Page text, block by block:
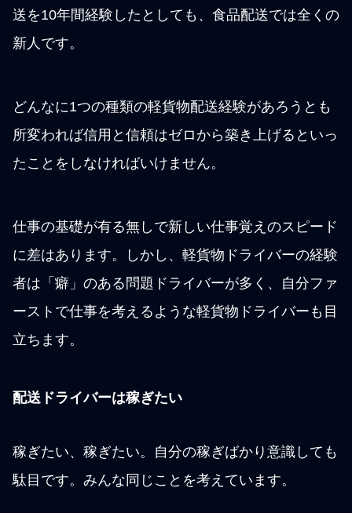
送を10年間経験したとしても、食品配送では全くの
新人です。
どんなに1つの種類の軽貨物配送経験があろうとも
所変われば信用と信頼はゼロから築き上げるといっ
たことをしなければいけません。
仕事の基礎が有る無しで新しい仕事覚えのスピード
に差はあります。しかし、軽貨物ドライバーの経験
者は「癖」のある問題ドライバーが多く、自分ファ
ーストで仕事を考えるような軽貨物ドライバーも目
立ちます。
配送ドライバーは稼ぎたい
稼ぎたい、稼ぎたい。自分の稼ぎばかり意識しても
駄目です。みんな同じことを考えています。